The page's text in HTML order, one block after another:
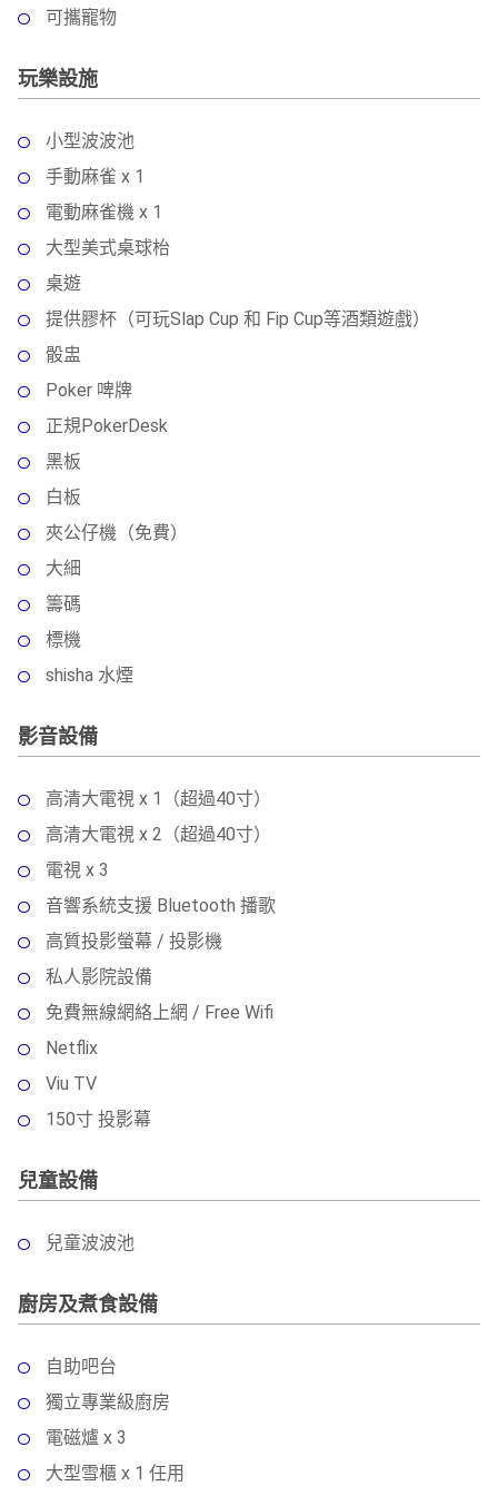
可攜寵物
玩樂設施
小型波波池
手動麻雀 x 1
電動麻雀機 x 1
大型美式桌球枱
桌遊
提供膠杯（可玩Slap Cup 和 Fip Cup等酒類遊戲）
骰盅
Poker 啤牌
正規PokerDesk
黑板
白板
夾公仔機（免費）
大細
籌碼
標機
shisha 水煙
影音設備
高清大電視 x 1（超過40寸）
高清大電視 x 2（超過40寸）
電視 x 3
音響系統支援 Bluetooth 播歌
高質投影螢幕 / 投影機
私人影院設備
免費無線網絡上網 / Free Wifi
Netflix
Viu TV
150寸 投影幕
兒童設備
兒童波波池
廚房及煮食設備
自助吧台
獨立專業級廚房
電磁爐 x 3
大型雪櫃 x 1 任用